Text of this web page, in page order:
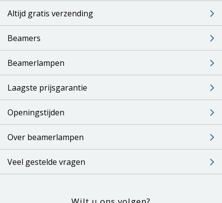
Altijd gratis verzending
Beamers
Beamerlampen
Laagste prijsgarantie
Openingstijden
Over beamerlampen
Veel gestelde vragen